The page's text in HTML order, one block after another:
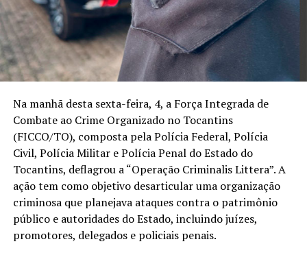
Na manhã desta sexta-feira, 4, a Força Integrada de
Combate ao Crime Organizado no Tocantins
(FICCO/TO), composta pela Polícia Federal, Polícia
Civil, Polícia Militar e Polícia Penal do Estado do
Tocantins, deflagrou a “Operação Criminalis Littera”. A
ação tem como objetivo desarticular uma organização
criminosa que planejava ataques contra o patrimônio
público e autoridades do Estado, incluindo juízes,
promotores, delegados e policiais penais.